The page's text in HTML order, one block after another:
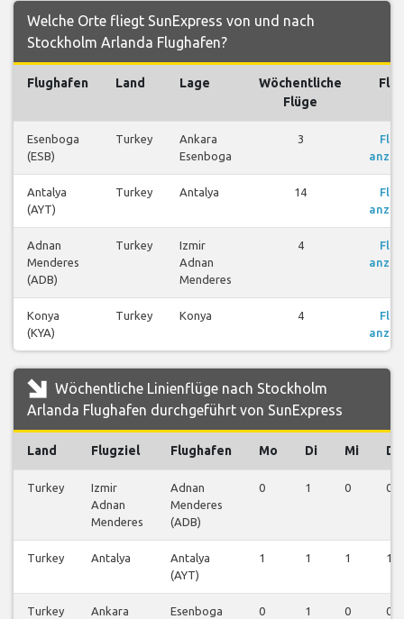
Welche Orte fliegt SunExpress von und nach
Stockholm Arlanda Flughafen?
Flughafen Land Lage
Wöchentliche
Flüge
Esenboga
(ESB)
Turkey
Ankara
Esenboga
3
Antalya
(AYT)
Turkey Antalya 14
Adnan
Menderes
(ADB)
Turkey
Izmir
Adnan
Menderes
4
Konya
(KYA)
Turkey Konya 4
Wöchentliche Linienflüge nach Stockholm
Arlanda Flughafen durchgeführt von SunExpress
Land Flugziel Flughafen Mo Di Mi Do
Turkey
Izmir
Adnan
Menderes
Adnan
Menderes
(ADB)
0 1 0 0
Turkey Antalya
Antalya
(AYT)
1 1 1 1
Turkey
Ankara
Esenboga
0 1 0 0